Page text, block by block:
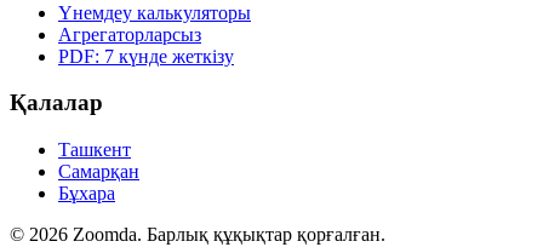
Үнемдеу калькуляторы
Агрегаторларсыз
PDF: 7 күнде жеткізу
Қалалар
Ташкент
Самарқан
Бұхара
© 2026 Zoomda. Барлық құқықтар қорғалған.